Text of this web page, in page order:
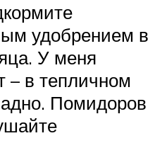
удобрением в
У меня
– в тепличном
Помидоров